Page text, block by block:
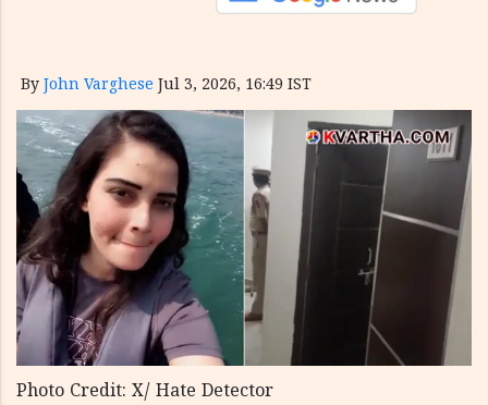
By John Varghese Jul 3, 2026, 16:49 IST
Photo Credit: X/ Hate Detector